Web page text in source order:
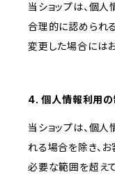
当ショップは、個
合理的に認められ
変更した場合には
4. 個人情報利用
当ショップは、個
れる場合を除き、
必要な範囲を超え